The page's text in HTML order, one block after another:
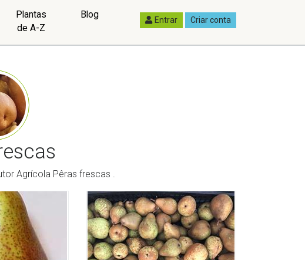
Plantas
de A-Z
Blog Entrar Criar conta
Agrícola Pêras frescas .